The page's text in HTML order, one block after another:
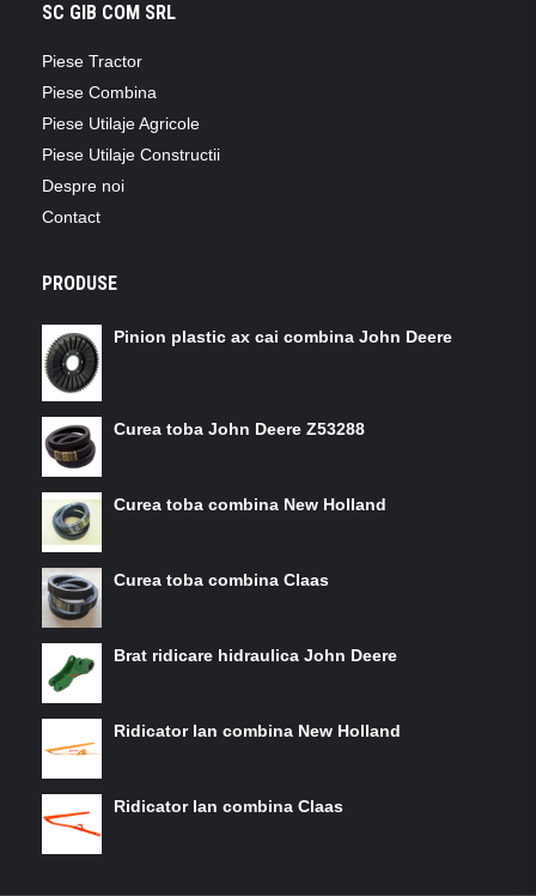
SC GIB COM SRL
Piese Tractor
Piese Combina
Piese Utilaje Agricole
Piese Utilaje Constructii
Despre noi
Contact
PRODUSE
Pinion plastic ax cai combina John Deere
Curea toba John Deere Z53288
Curea toba combina New Holland
Curea toba combina Claas
Brat ridicare hidraulica John Deere
Ridicator lan combina New Holland
Ridicator lan combina Claas